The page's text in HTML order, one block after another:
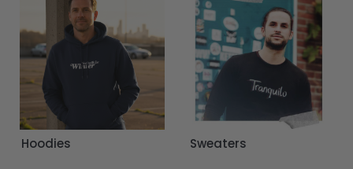
Hoodies Sweaters